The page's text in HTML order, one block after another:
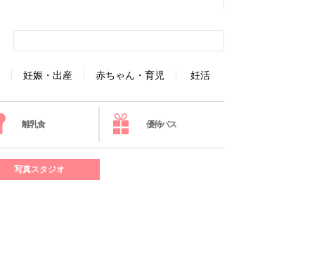
妊娠・出産 赤ちゃん・育児 妊活
離乳食 優待パス
写真スタジオ